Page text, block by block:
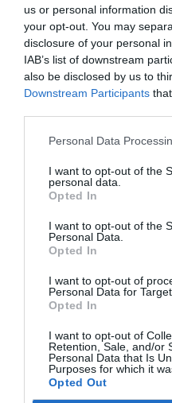
us or personal information
your opt-out. You may
disclosure of your personal
IAB’s list of downstream
also be disclosed by us to
Downstream Participants
Personal Data
I want to opt-out of the
personal data.
Opted In
I want to opt-out of the
Personal Data.
Opted In
I want to opt-out of
Personal Data for
Opted In
I want to opt-out of
Retention, Sale, and/or
Personal Data that Is
Purposes for which it
Opted Out